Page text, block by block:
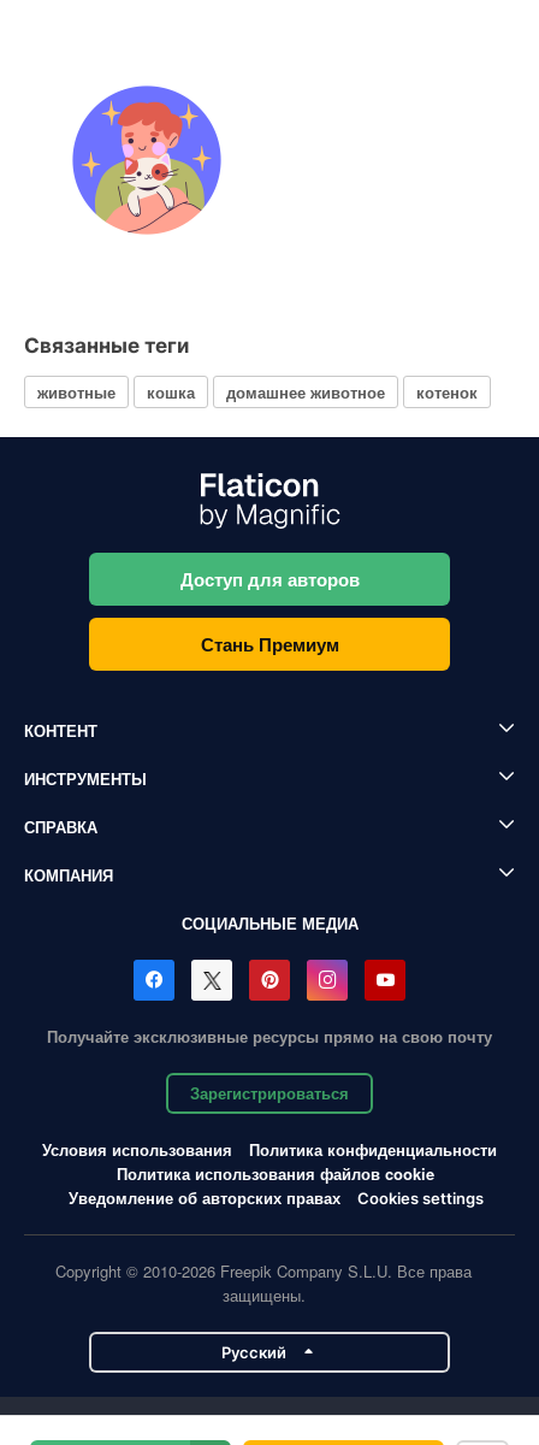
Связанные теги
животные кошка домашнее животное котенок
Доступ для авторов
Стань Премиум
КОНТЕНТ
ИНСТРУМЕНТЫ
СПРАВКА
КОМПАНИЯ
СОЦИАЛЬНЫЕ МЕДИА
Получайте эксклюзивные ресурсы прямо на свою почту
Зарегистрироваться
Условия использования
Политика конфиденциальности
Политика использования файлов cookie
Уведомление об авторских правах
Cookies settings
Copyright © 2010-2026 Freepik Company S.L.U. Все права
защищены.
Pусский